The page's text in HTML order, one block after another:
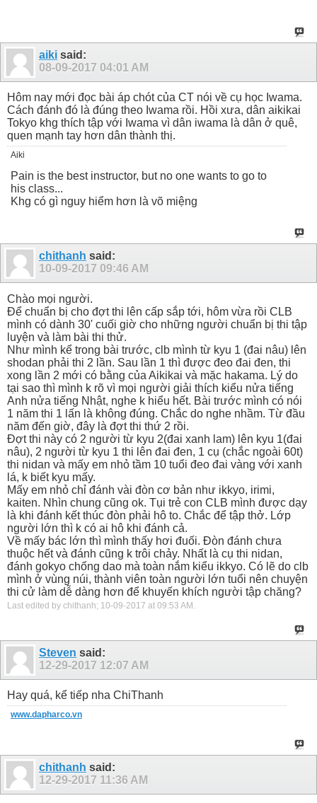
aiki said:
08-09-2017 04:01 AM
Hôm nay mới đọc bài áp chót của CT nói về cụ học Iwama.
Cách đánh đó là đúng theo Iwama rồi. Hồi xưa, dân aikikai
Tokyo khg thích tập với Iwama vì dân iwama là dân ở quê,
quen mạnh tay hơn dân thành thị.
Aiki
Pain is the best instructor, but no one wants to go to
his class...
Khg có gì nguy hiểm hơn là võ miệng
chithanh said:
10-09-2017 09:46 AM
Chào mọi người.
Để chuẩn bị cho đợt thi lên cấp sắp tới, hôm vừa rồi CLB
mình có dành 30' cuối giờ cho những người chuẩn bị thi tập
luyện và làm bài thi thử.
Như mình kể trong bài trước, clb mình từ kyu 1 (đai nâu) lên
shodan phải thi 2 lần. Sau lần 1 thì được đeo đai đen, thi
xong lần 2 mới có bằng của Aikikai và mặc hakama. Lý do
tại sao thì mình k rõ vì mọi người giải thích kiểu nửa tiếng
Anh nửa tiếng Nhật, nghe k hiểu hết. Bài trước mình có nói
1 năm thi 1 lấn là không đúng. Chắc do nghe nhầm. Từ đầu
năm đến giờ, đây là đợt thi thứ 2 rồi.
Đợt thi này có 2 người từ kyu 2(đai xanh lam) lên kyu 1(đai
nâu), 2 người từ kyu 1 thi lên đai đen, 1 cụ (chắc ngoài 60t)
thi nidan và mấy em nhỏ tầm 10 tuổi đeo đai vàng với xanh
lá, k biết kyu mấy.
Mấy em nhỏ chỉ đánh vài đòn cơ bản như ikkyo, irimi,
kaiten. Nhìn chung cũng ok. Tụi trẻ con CLB mình được dạy
là khi đánh kết thúc đòn phải hô to. Chắc để tập thở. Lớp
người lớn thì k có ai hô khi đánh cả.
Về mấy bác lớn thì mình thấy hơi đuối. Đòn đánh chưa
thuộc hết và đánh cũng k trôi chảy. Nhất là cụ thi nidan,
đánh gokyo chống dao mà toàn nắm kiểu ikkyo. Có lẽ do clb
mình ở vùng núi, thành viên toàn người lớn tuổi nên chuyện
thi cử làm dễ dàng hơn để khuyến khích người tập chăng?
Last edited by chithanh; 10-09-2017 at 09:53 AM.
Steven said:
12-29-2017 12:07 AM
Hay quá, kể tiếp nha ChiThanh
www.dapharco.vn
chithanh said:
12-29-2017 11:36 AM